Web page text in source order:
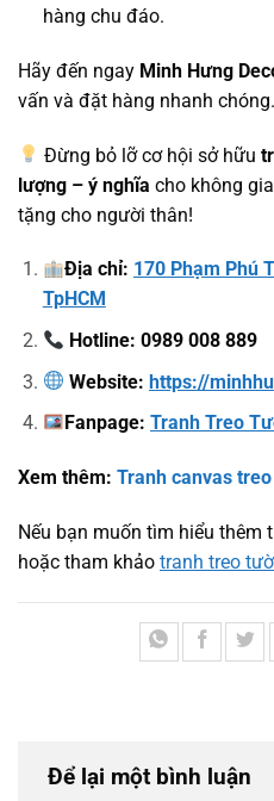
hàng chu đáo.
Hãy đến ngay Minh Hưng
vấn và đặt hàng nhanh chóng.
Đừng bỏ lỡ cơ hội sở hữu
lượng – ý nghĩa cho không
tặng cho người thân!
Địa chỉ: 170 Phạm Phú
TpHCM
Hotline: 0989 008 889
Website:https://
Fanpage: Tranh Treo
Xem thêm: Tranh canvas
Nếu bạn muốn tìm hiểu thêm
hoặc tham khảo tranh treo
Để lại một bình luận